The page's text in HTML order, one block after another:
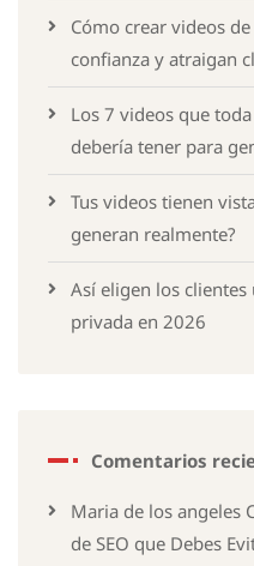
Cómo crear videos
confianza y atraigan
Los 7 videos que
debería tener para
Tus videos tienen
generan realmente?
Así eligen los
privada en 2026
Comentarios
Maria de los angeles
de SEO que Debes